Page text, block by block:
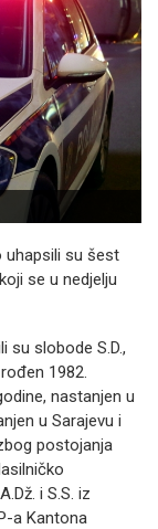
uhapsili su šest
se u nedjelju
su slobode S.D.,
1982.
nastanjen u
u Sarajevu i
postojanja
i S.S. iz
a Kantona